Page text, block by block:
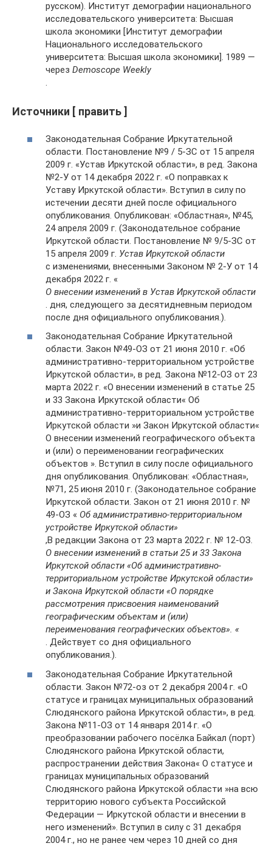
русском). Институт демографии национального
исследовательского университета: Высшая
школа экономики [Институт демографии
Национального исследовательского
университета: Высшая школа экономики]. 1989 —
через Demoscope Weekly
.
Источники [ править ]
Законодательная Собрание Иркутательной
области. Постановление №9 / 5-ЗС от 15 апреля
2009 г. «Устав Иркутской области», в ред. Закона
№2-У от 14 декабря 2022 г. «О поправках к
Уставу Иркутской области». Вступил в силу по
истечении десяти дней после официального
опубликования. Опубликован: «Областная», №45,
24 апреля 2009 г. (Законодательное собрание
Иркутской области. Постановление № 9/5-ЗС от
15 апреля 2009 г. Устав Иркутской области
с изменениями, внесенными Законом № 2-У от 14
декабря 2022 г. «
О внесении изменений в Устав Иркутской области
. дня, следующего за десятидневным периодом
после дня официального опубликования.).
Законодательная Собрание Иркутательной
области. Закон №49-ОЗ от 21 июня 2010 г. «Об
административно-территориальном устройстве
Иркутской области», в ред. Закона №12-ОЗ от 23
марта 2022 г. «О внесении изменений в статье 25
и 33 Закона Иркутской области« Об
административно-территориальном устройстве
Иркутской области »и Закон Иркутской области«
О внесении изменений географического объекта
и (или) о переименовании географических
объектов ». Вступил в силу после официального
дня опубликования. Опубликован: «Областная»,
№71, 25 июня 2010 г. (Законодательное собрание
Иркутской области. Закон от 21 июня 2010 г. №
49-ОЗ « Об административно-территориальном
устройстве Иркутской области»
,В редакции Закона от 23 марта 2022 г. № 12-ОЗ.
О внесении изменений в статьи 25 и 33 Закона
Иркутской области «Об административно-
территориальном устройстве Иркутской области»
и Закона Иркутской области «О порядке
рассмотрения присвоения наименований
географическим объектам и (или)
переименования географических объектов». «
. Действует со дня официального
опубликования.).
Законодательная Собрание Иркутательной
области. Закон №72-оз от 2 декабря 2004 г. «О
статусе и границах муниципальных образований
Слюдянского района Иркутской области», в ред.
Закона №11-ОЗ от 14 января 2014 г. «О
преобразовании рабочего посёлка Байкал (порт)
Слюдянского района Иркутской области,
распространении действия Закона« О статусе и
границах муниципальных образований
Слюдянского района Иркутской области »на всю
территорию нового субъекта Российской
Федерации — Иркутской области и внесении в
него изменений». Вступил в силу с 31 декабря
2004 г., но не ранее чем через 10 дней со дня